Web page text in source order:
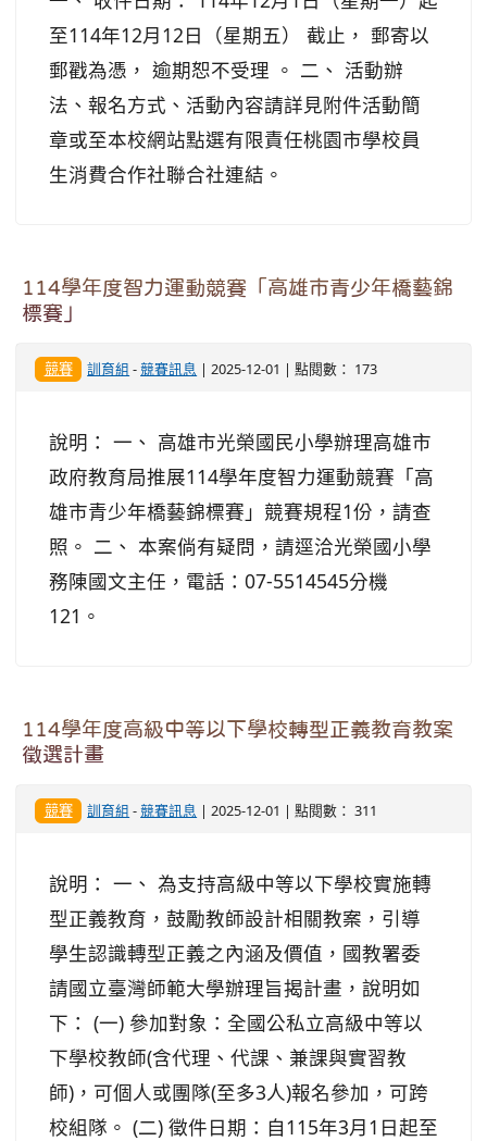
至114年12月12日（星期五） 截止， 郵寄以
郵戳為憑， 逾期恕不受理 。 二、 活動辦
法、報名方式、活動內容請詳見附件活動簡
章或至本校網站點選有限責任桃園市學校員
生消費合作社聯合社連結。
114學年度智力運動競賽「高雄市青少年橋藝錦
標賽」
競賽 訓育組 -競賽訊息 | 2025-12-01 | 點閱數： 173
說明： 一、 高雄市光榮國民小學辦理高雄市
政府教育局推展114學年度智力運動競賽「高
雄市青少年橋藝錦標賽」競賽規程1份，請查
照。 二、 本案倘有疑問，請逕洽光榮國小學
務陳國文主任，電話：07-5514545分機
121。
114學年度高級中等以下學校轉型正義教育教案
徵選計畫
競賽 訓育組 -競賽訊息 | 2025-12-01 | 點閱數： 311
說明： 一、 為支持高級中等以下學校實施轉
型正義教育，鼓勵教師設計相關教案，引導
學生認識轉型正義之內涵及價值，國教署委
請國立臺灣師範大學辦理旨揭計畫，說明如
下： (一) 參加對象：全國公私立高級中等以
下學校教師(含代理、代課、兼課與實習教
師)，可個人或團隊(至多3人)報名參加，可跨
校組隊。 (二) 徵件日期：自115年3月1日起至